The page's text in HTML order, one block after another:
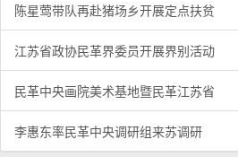
陈星莺带队再赴猪场乡开展定点扶贫
江苏省政协民革界委员开展界别活动
民革中央画院美术基地暨民革江苏省
李惠东率民革中央调研组来苏调研